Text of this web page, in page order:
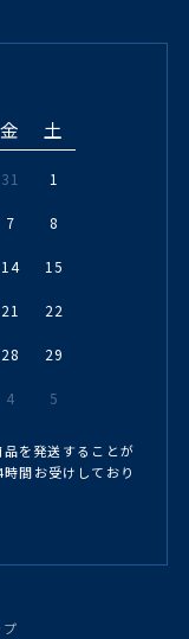
金 土
31 1
7 8
14 15
21 22
28 29
4 5
を発送することが
間お受けしており